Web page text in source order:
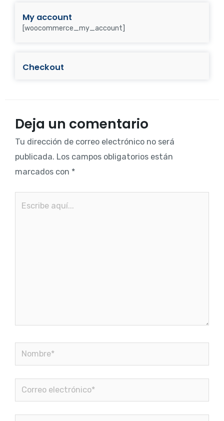
My account
[woocommerce_my_account]
Checkout
Deja un comentario
Tu dirección de correo electrónico no será
publicada. Los campos obligatorios están
marcados con *